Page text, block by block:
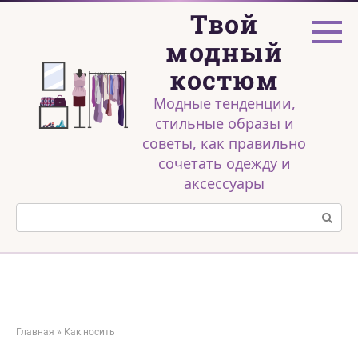
Перейти
Твой
модный
костюм
Модные тенденции,
стильные образы и
советы, как правильно
сочетать одежду и
аксессуары
Поиск:
Главная » Как носить